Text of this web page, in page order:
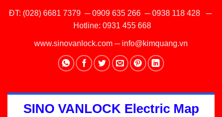
ĐT: (028) 6681 7379 ─0909 635 266─0938 118 428─
Hotline: 0931 455 668
www.sinovanlock.com ─ info@kimquang.vn
SINO VANLOCK Electric Map